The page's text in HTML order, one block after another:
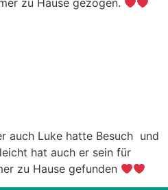
zu Hause gezogen.
auch Luke hatte Besuch und
hat auch er sein für
zu Hause gefunden